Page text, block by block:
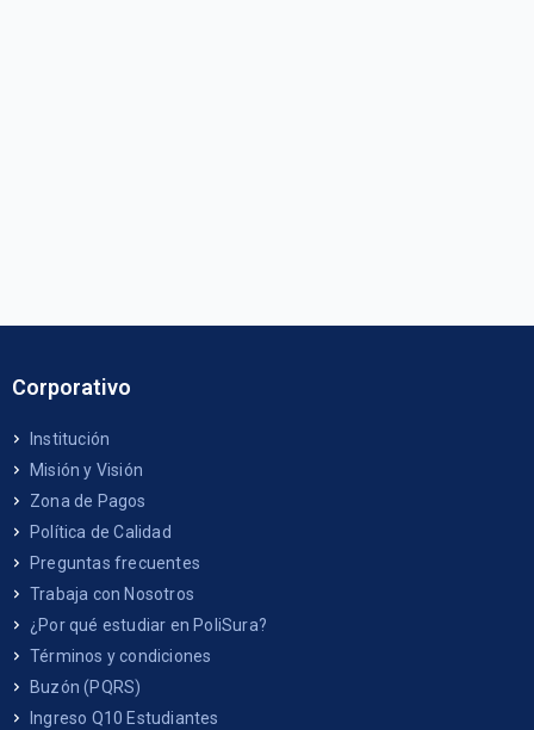
Corporativo
Institución
Misión y Visión
Zona de Pagos
Política de Calidad
Preguntas frecuentes
Trabaja con Nosotros
¿Por qué estudiar en PoliSura?
Términos y condiciones
Buzón (PQRS)
Ingreso Q10 Estudiantes